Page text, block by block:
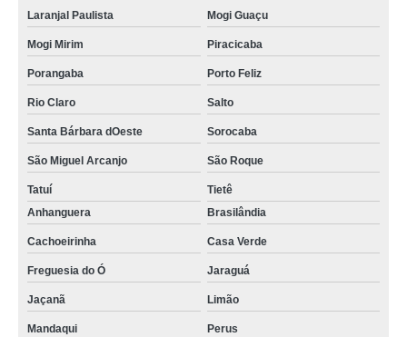
Laranjal Paulista Mogi Guaçu
Mogi Mirim Piracicaba
Porangaba Porto Feliz
Rio Claro Salto
Santa Bárbara dOeste Sorocaba
São Miguel Arcanjo São Roque
Tatuí
Tietê
Anhanguera
Brasilândia
Cachoeirinha Casa Verde
Freguesia do Ó Jaraguá
Jaçanã Limão
Mandaqui Perus